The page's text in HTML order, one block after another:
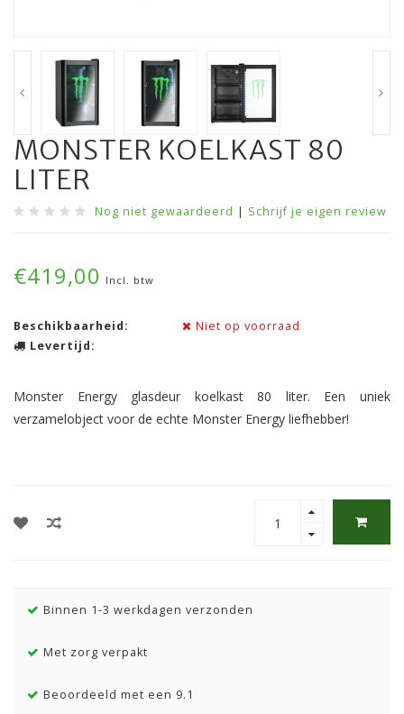
MONSTER KOELKAST 80
LITER
Nog niet gewaardeerd | Schrijf je eigen review
€419,00 Incl. btw
Beschikbaarheid:
Niet op voorraad
Levertijd:
Monster Energy glasdeur koelkast 80 liter. Een uniek
verzamelobject voor de echte Monster Energy liefhebber!
Binnen 1-3 werkdagen verzonden
Met zorg verpakt
Beoordeeld met een 9.1